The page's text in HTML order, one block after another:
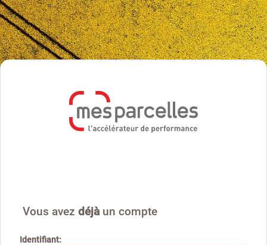
Vous avez déjàun compte
Identifiant: